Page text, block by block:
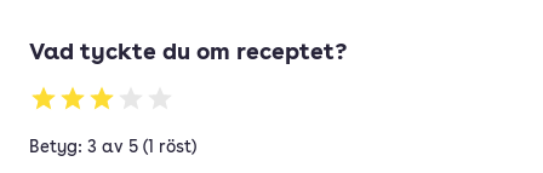
Vad tyckte du om receptet?
Betyg: 3 av 5 (1 röst)